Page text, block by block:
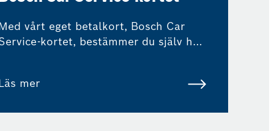
vårt eget betalkort, Bosch Car
kortet, bestämmer du själv hur
mer